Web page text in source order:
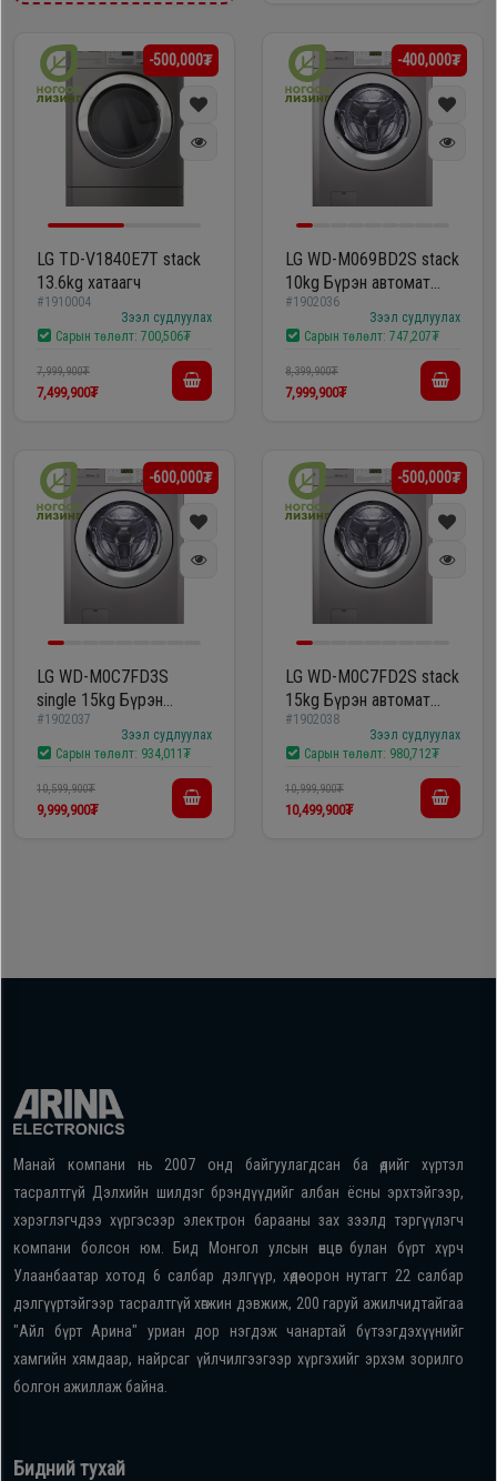
-500,000₮
LG TD-V1840E7T stack
13.6kg хатаагч
#1910004
Зээл судлуулах
Сарын төлөлт: 700,506₮
7,999,900₮
7,499,900₮
-400,000₮
LG WD-M069BD2S stack
10kg Бүрэн автомат
угаалгын машин
#1902036
Зээл судлуулах
Сарын төлөлт: 747,207₮
8,399,900₮
7,999,900₮
-600,000₮
LG WD-M0C7FD3S
single 15kg Бүрэн
автомат угаалгын
машин
#1902037
Зээл судлуулах
Сарын төлөлт: 934,011₮
10,599,900₮
9,999,900₮
-500,000₮
LG WD-M0C7FD2S stack
15kg Бүрэн автомат
угаалгын машин
#1902038
Зээл судлуулах
Сарын төлөлт: 980,712₮
10,999,900₮
10,499,900₮
Манай компани нь 2007 онд байгуулагдсан ба өдийг хүртэл
тасралтгүй Дэлхийн шилдэг брэндүүдийг албан ёсны эрхтэйгээр,
хэрэглэгчдээ хүргэсээр электрон барааны зах зээлд тэргүүлэгч
компани болсон юм. Бид Монгол улсын өнцөг булан бүрт хүрч
Улаанбаатар хотод 6 салбар дэлгүүр, хөдөө орон нутагт 22 салбар
дэлгүүртэйгээр тасралтгүй хөгжин дэвжиж, 200 гаруй ажилчидтайгаа
"Айл бүрт Арина" уриан дор нэгдэж чанартай бүтээгдэхүүнийг
хамгийн хямдаар, найрсаг үйлчилгээгээр хүргэхийг эрхэм зорилго
болгон ажиллаж байна.
Бидний тухай